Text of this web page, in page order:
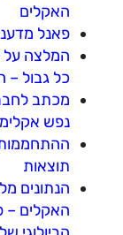
האקלים
פאנל
כל גבול –
מכתב
נפש
ההתחממות
תוצאות
הנתונים
האקלים –